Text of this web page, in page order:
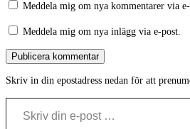
Meddela mig om nya kommentarer via
Meddela mig om nya inlägg via e-post.
Skriv in din epostadress nedan för att
Skriv din e-post …